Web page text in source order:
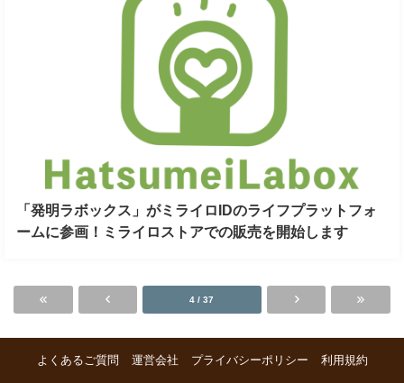
「発明ラボックス」がミライロIDのライフプラットフォ
ームに参画！ミライロストアでの販売を開始します
4 / 37
よくあるご質問 運営会社 プライバシーポリシー 利用規約